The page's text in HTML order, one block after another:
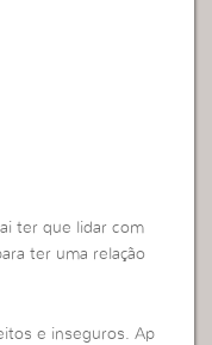
ter que lidar com
ter uma relação
e inseguros. Ap